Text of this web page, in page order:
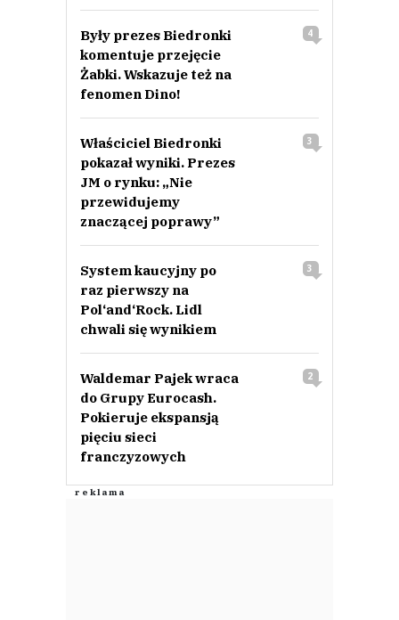
Były prezes Biedronki
komentuje przejęcie
Żabki. Wskazuje też na
fenomen Dino!
4
Właściciel Biedronki
pokazał wyniki. Prezes
JM o rynku: „Nie
przewidujemy
znaczącej poprawy”
3
System kaucyjny po
raz pierwszy na
Pol‘and‘Rock. Lidl
chwali się wynikiem
3
Waldemar Pajek wraca
do Grupy Eurocash.
Pokieruje ekspansją
pięciu sieci
franczyzowych
2